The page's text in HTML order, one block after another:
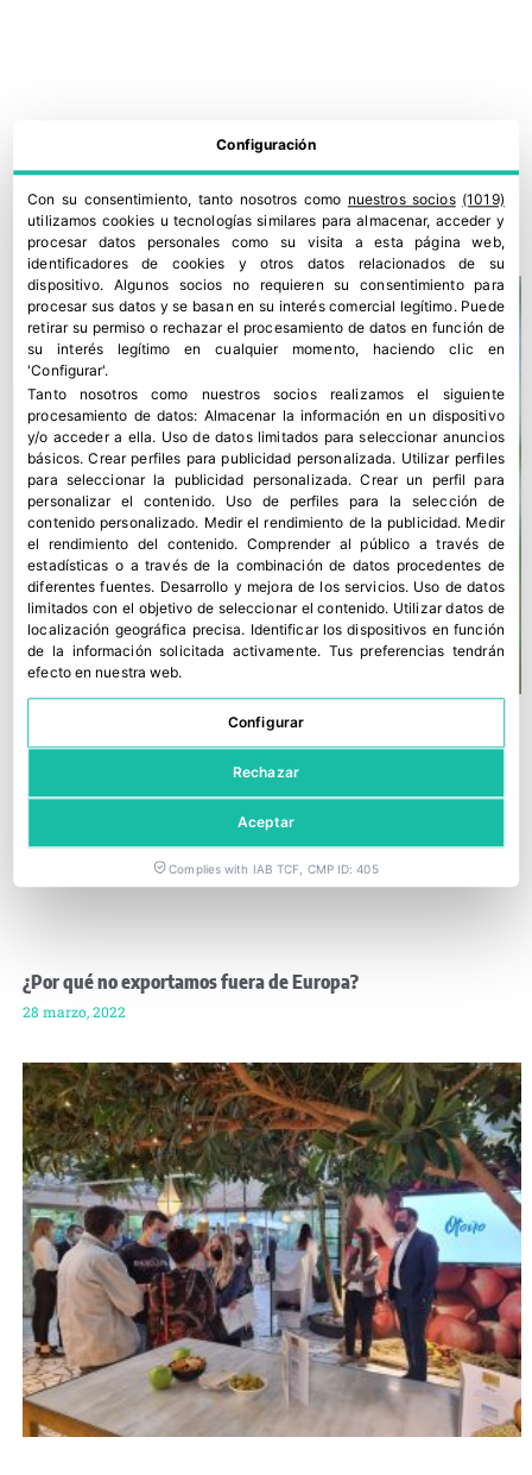
¿Dónde se recolocarán los 9,5 millones de tn que iban a Rusia?
28 marzo, 2022
¿Por qué no exportamos fuera de Europa?
28 marzo, 2022
Configuración
Con su consentimiento, tanto nosotros como nuestros socios (1019)
utilizamos cookies u tecnologías similares para almacenar, acceder y
procesar datos personales como su visita a esta página web,
identificadores de cookies y otros datos relacionados de su
dispositivo. Algunos socios no requieren su consentimiento para
procesar sus datos y se basan en su interés comercial legítimo. Puede
retirar su permiso o rechazar el procesamiento de datos en función de
su interés legítimo en cualquier momento, haciendo clic en
'Configurar'.
Tanto nosotros como nuestros socios realizamos el siguiente
procesamiento de datos: Almacenar la información en un dispositivo
y/o acceder a ella. Uso de datos limitados para seleccionar anuncios
básicos.Crear perfiles para publicidad personalizada. Utilizar perfiles
para seleccionar la publicidad personalizada.Crear un perfil para
personalizar el contenido. Uso de perfiles para la selección de
contenido personalizado. Medir el rendimiento de la publicidad. Medir
el rendimiento del contenido.Comprender al público a través de
estadísticas o a través de la combinación de datos procedentes de
diferentes fuentes. Desarrollo y mejora de los servicios. Uso de datos
limitados con el objetivo de seleccionar el contenido. Utilizar datos de
localización geográfica precisa. Identificar los dispositivos en función
de la información solicitada activamente. Tus preferencias tendrán
efecto en nuestra web.
Configurar
Rechazar
Aceptar
Complies with IAB TCF, CMP ID: 405